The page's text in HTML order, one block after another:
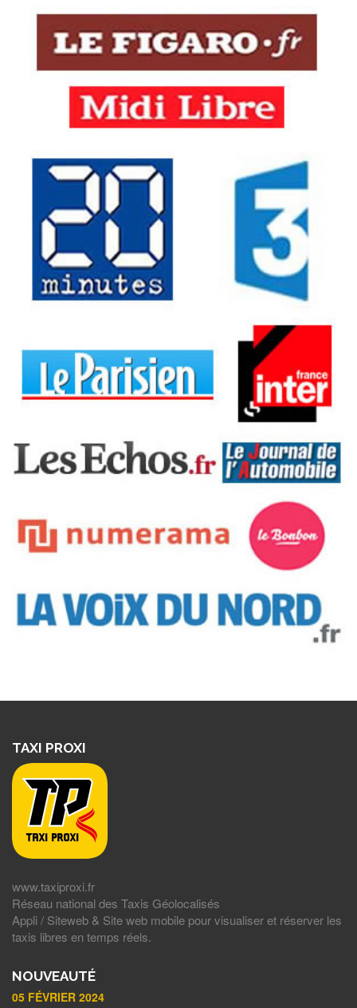
TAXI PROXI
www.taxiproxi.fr
Réseau national des Taxis Géolocalisés
Appli / Siteweb & Site web mobile pour visualiser et réserver les
taxis libres en temps réels.
NOUVEAUTÉ
05 FÉVRIER 2024